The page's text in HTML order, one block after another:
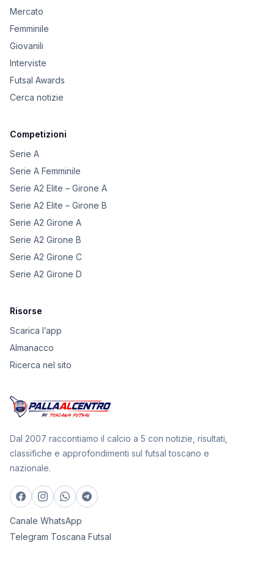
Mercato
Femminile
Giovanili
Interviste
Futsal Awards
Cerca notizie
Competizioni
Serie A
Serie A Femminile
Serie A2 Elite – Girone A
Serie A2 Elite – Girone B
Serie A2 Girone A
Serie A2 Girone B
Serie A2 Girone C
Serie A2 Girone D
Risorse
Scarica l’app
Almanacco
Ricerca nel sito
Dal 2007 raccontiamo il calcio a 5 con notizie, risultati,
classifiche e approfondimenti sul futsal toscano e
nazionale.
Canale WhatsApp
Telegram Toscana Futsal